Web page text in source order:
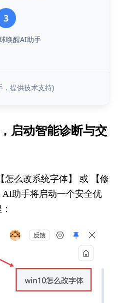
3
唤醒AI助手
，提供技术支持)
启动智能诊断与交
怎么改系统字体】 或 【修
AI助手将启动一个安全优